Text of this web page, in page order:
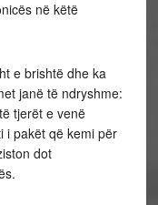
në këtë
e brishtë dhe ka
janë të ndryshme:
tjerët e venë
i pakët që kemi për
dot